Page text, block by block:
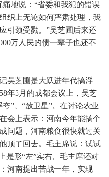
地说：“省委和我犯的错误
织上无论如何严肃处理，我
引颈受戮。”吴芝圃后来还
万人民的债一辈子也还不
吴芝圃是大跃进年代搞浮
年3月的成都会议上，吴芝
”、“放卫星”。在讨论农业
会上表示：河南今年能搞个
问题，河南粮食很快就过关
顶了回去。毛主席说：试试
是形“左”实右。毛主席还对
河南提出苦战一年，实现